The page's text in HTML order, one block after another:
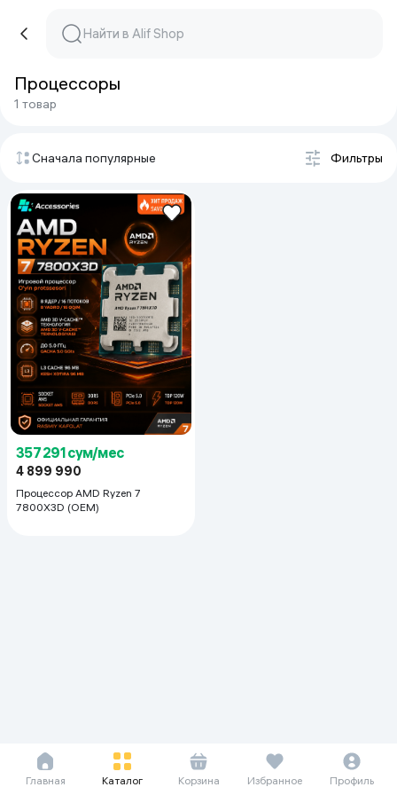
Процессоры
1 товар
Сначала популярные Фильтры
357 291 сум/мес
4 899 990
Процессор AMD Ryzen 7
7800X3D (OEM)
Главная Каталог Корзина Избранное Профиль